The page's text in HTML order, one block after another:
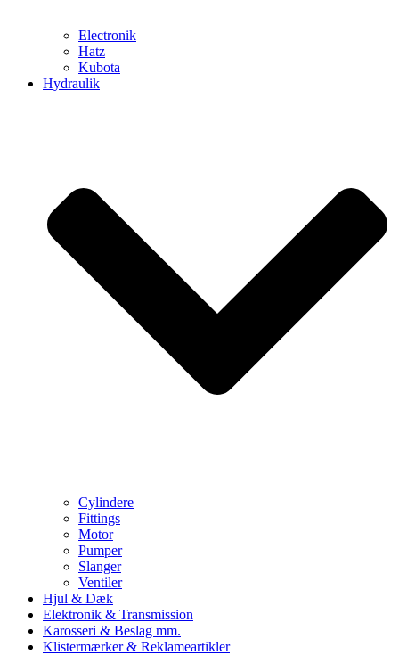
Electronik
Hatz
Kubota
Hydraulik
Cylindere
Fittings
Motor
Pumper
Slanger
Ventiler
Hjul & Dæk
Elektronik & Transmission
Karosseri & Beslag mm.
Klistermærker & Reklameartikler